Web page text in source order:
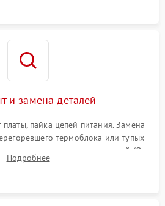
и замена деталей
пайка цепей питания. Замена
термоблока или тупых
силиконовых уплотнителей (O-
для надежного устранения
Подробнее